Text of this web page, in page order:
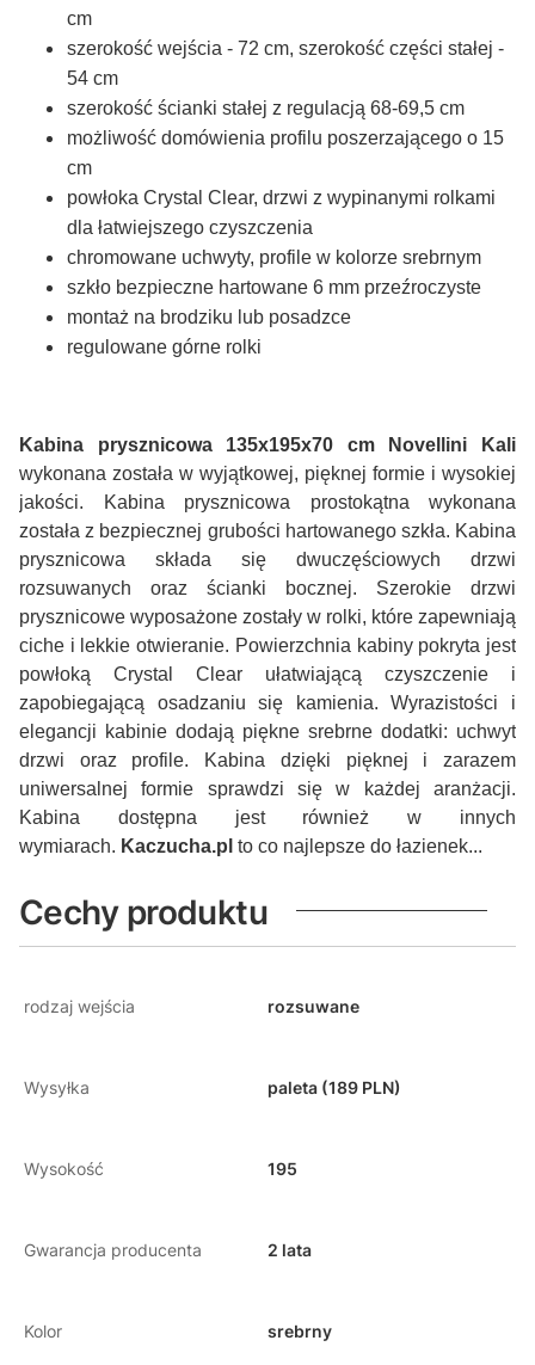
cm
szerokość wejścia - 72 cm, szerokość części stałej -
54 cm
szerokość ścianki stałej z regulacją 68-69,5 cm
możliwość domówienia profilu poszerzającego o 15
cm
powłoka Crystal Clear, drzwi z wypinanymi rolkami
dla łatwiejszego czyszczenia
chromowane uchwyty, profile w kolorze srebrnym
szkło bezpieczne hartowane 6 mm przeźroczyste
montaż na brodziku lub posadzce
regulowane górne rolki
Kabina prysznicowa
135x195x70 cm Novellini Kali
wykonana została w wyjątkowej, pięknej formie i wysokiej
jakości. Kabina prysznicowa prostokątna wykonana
została z bezpiecznej grubości hartowanego szkła. Kabina
prysznicowa składa się dwuczęściowych drzwi
rozsuwanych oraz ścianki bocznej. Szerokie drzwi
prysznicowe wyposażone zostały w rolki, które zapewniają
ciche i lekkie otwieranie. Powierzchnia kabiny pokryta jest
powłoką Crystal Clear ułatwiającą czyszczenie i
zapobiegającą osadzaniu się kamienia. Wyrazistości i
elegancji kabinie dodają piękne srebrne dodatki: uchwyt
drzwi oraz profile. Kabina dzięki pięknej i zarazem
uniwersalnej formie sprawdzi się w każdej aranżacji.
Kabina dostępna jest również w innych
wymiarach. Kaczucha.pl to co najlepsze do łazienek...
Cechy produktu
rodzaj wejścia rozsuwane
Wysyłka paleta (189 PLN)
Wysokość 195
Gwarancja producenta 2 lata
Kolor srebrny